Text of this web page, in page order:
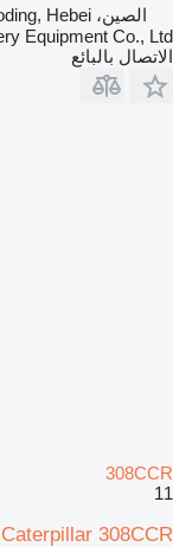
الصين، Baoding, Hebei
Equipment Co., Ltd
الاتصال بالبائع
308CCR
11
Caterpillar 308CCR